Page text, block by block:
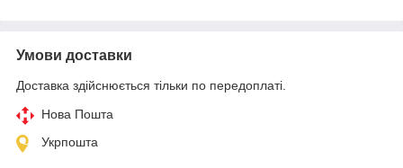
Умови доставки
Доставка здійснюється тільки по передоплаті.
Нова Пошта
Укрпошта